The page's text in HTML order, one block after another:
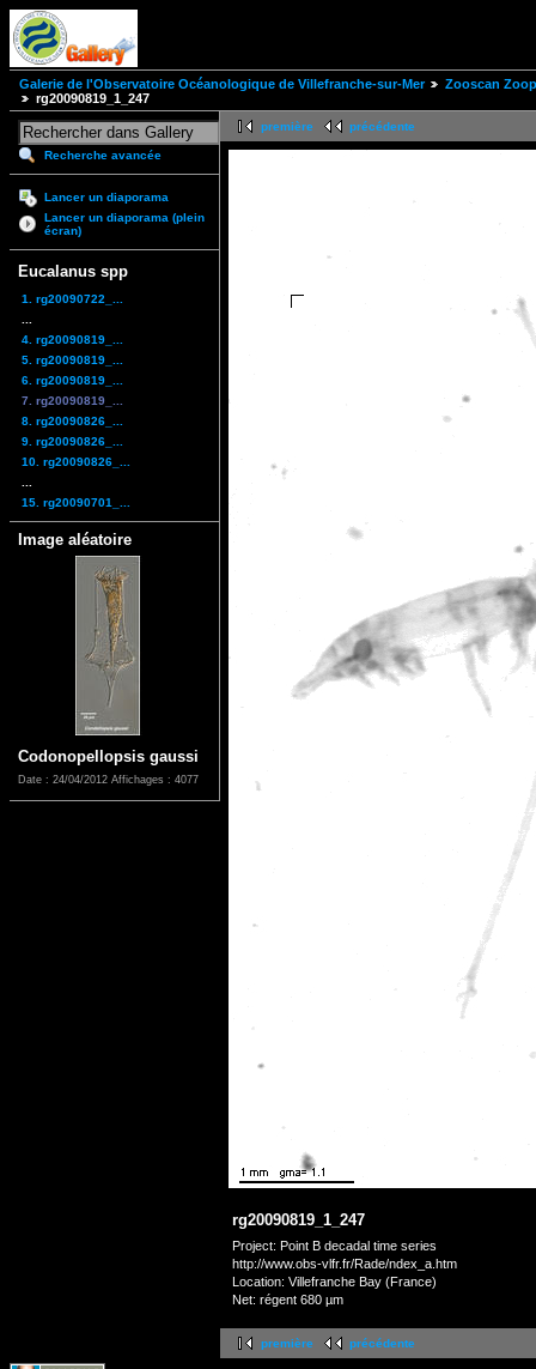
Galerie de l'Observatoire Océanologique de Villefranche-sur-Mer
Zooscan
rg20090819_1_247
Recherche avancée
Lancer un diaporama
Lancer un diaporama (plein
écran)
Eucalanus spp
1. rg20090722_...
4. rg20090819_...
5. rg20090819_...
6. rg20090819_...
7. rg20090819_...
8. rg20090826_...
9. rg20090826_...
10. rg20090826_...
15. rg20090701_...
Image aléatoire
Codonopellopsis gaussi
Date : 24/04/2012 Affichages : 4077
première précédente
rg20090819_1_247
Project: Point B decadal time series
http://www.obs-vlfr.fr/Rade/ndex_a.htm
Location: Villefranche Bay (France)
Net: régent 680 µm
première précédente